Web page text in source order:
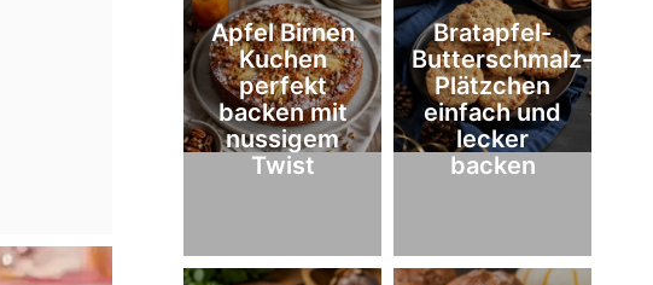
Apfel Birnen
Kuchen
perfekt
backen mit
nussigem
Twist
Bratapfel-
Butterschmalz-
Plätzchen
einfach und
lecker
backen